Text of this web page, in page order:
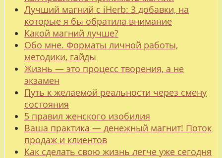
Лучший магний с iHerb: 3 добавки, на
которые я бы обратила внимание
Какой магний лучше?
Обо мне. Форматы личной работы,
методики, гайды
Жизнь — это процесс творения, а не
экзамен
Путь к желаемой реальности через смену
состояния
5 правил женского изобилия
Ваша практика — денежный магнит! Поток
продаж и клиентов
Как сделать свою жизнь легче уже сегодня